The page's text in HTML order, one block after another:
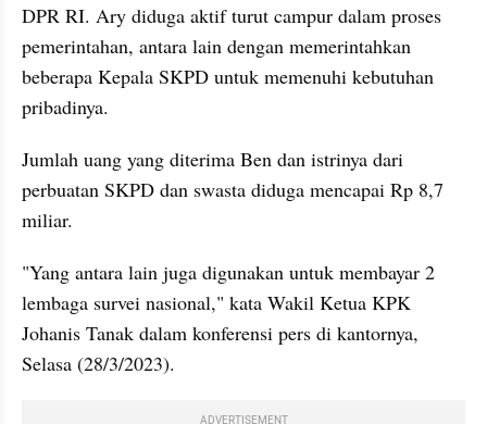
DPR RI. Ary diduga aktif turut campur dalam proses
pemerintahan, antara lain dengan memerintahkan
beberapa Kepala SKPD untuk memenuhi kebutuhan
pribadinya.
Jumlah uang yang diterima Ben dan istrinya dari
perbuatan SKPD dan swasta diduga mencapai Rp 8,7
miliar.
"Yang antara lain juga digunakan untuk membayar 2
lembaga survei nasional," kata Wakil Ketua KPK
Johanis Tanak dalam konferensi pers di kantornya,
Selasa (28/3/2023).
ADVERTISEMENT